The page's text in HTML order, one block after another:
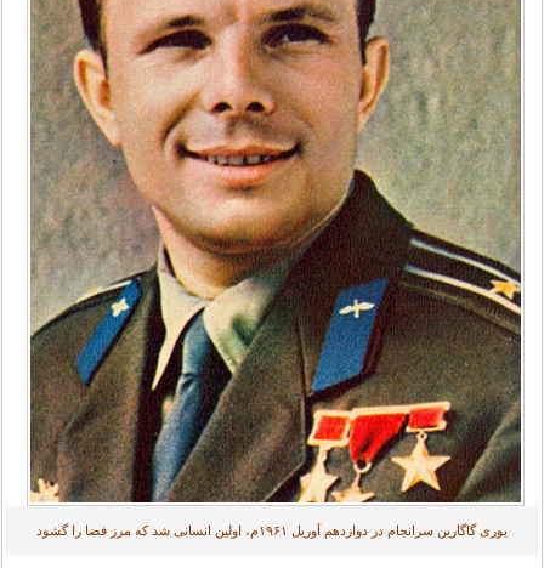
یوری گاگارین سرانجام در دوازدهم آوریل ۱۹۶۱م، اولین انسانی شد که مرز فضا را گشود